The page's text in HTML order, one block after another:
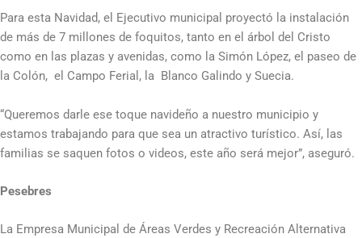
Para esta Navidad, el Ejecutivo municipal proyectó la instalación
de más de 7 millones de foquitos, tanto en el árbol del Cristo
como en las plazas y avenidas, como la Simón López, el paseo de
la Colón, el Campo Ferial, la Blanco Galindo y Suecia.
“Queremos darle ese toque navideño a nuestro municipio y
estamos trabajando para que sea un atractivo turístico. Así, las
familias se saquen fotos o videos, este año será mejor”, aseguró.
Pesebres
La Empresa Municipal de Áreas Verdes y Recreación Alternativa